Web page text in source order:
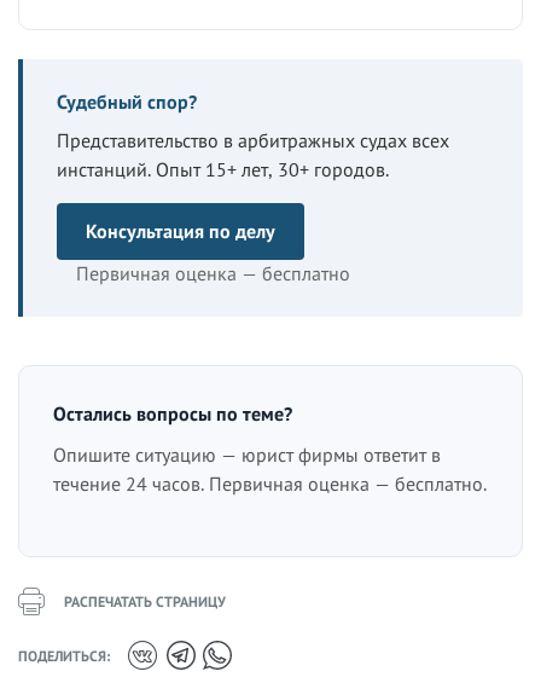
Судебный спор?
Представительство в арбитражных судах всех
инстанций. Опыт 15+ лет, 30+ городов.
Консультация по делу
Первичная оценка — бесплатно
Остались вопросы по теме?
Опишите ситуацию — юрист фирмы ответит в
течение 24 часов. Первичная оценка — бесплатно.
РАСПЕЧАТАТЬ СТРАНИЦУ
ПОДЕЛИТЬСЯ: